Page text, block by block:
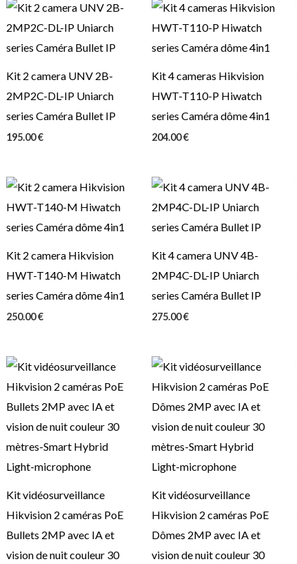
Kit 2 camera UNV 2B-
2MP2C-DL-IP Uniarch
series Caméra Bullet IP
195.00€
Kit 4 cameras Hikvision
HWT-T110-P Hiwatch
series Caméra dôme 4in1
204.00€
Kit 2 camera Hikvision
HWT-T140-M Hiwatch
series Caméra dôme 4in1
250.00€
Kit 4 camera UNV 4B-
2MP4C-DL-IP Uniarch
series Caméra Bullet IP
275.00€
Kit vidéosurveillance
Hikvision 2 caméras PoE
Bullets 2MP avec IA et
vision de nuit couleur 30
Kit vidéosurveillance
Hikvision 2 caméras PoE
Dômes 2MP avec IA et
vision de nuit couleur 30